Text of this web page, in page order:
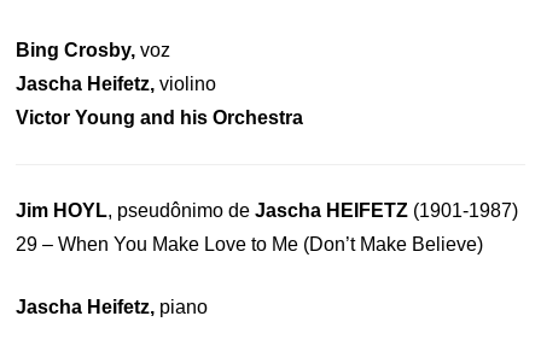
Bing Crosby,voz
Jascha Heifetz,violino
Victor Young and his Orchestra
Jim HOYL, pseudônimo deJascha HEIFETZ (1901-1987)
29 – When You Make Love to Me (Don’t Make Believe)
Jascha Heifetz, piano